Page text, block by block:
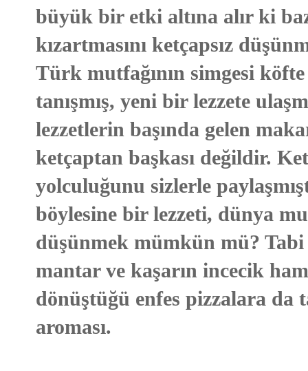
büyük bir etki altına alır ki
kızartmasını ketçapsız
Türk mutfağının simgesi köfte
tanışmış, yeni bir lezzete
lezzetlerin başında gelen
ketçaptan başkası değildir.
yolculuğunu sizlerle
böylesine bir lezzeti, dünya
düşünmek mümkün mü?
mantar ve kaşarın incecik
dönüştüğü enfes pizzalara da
aroması.